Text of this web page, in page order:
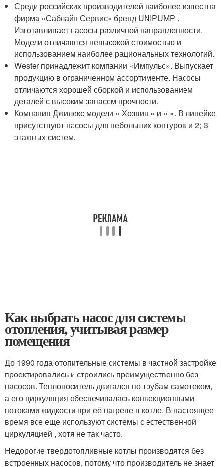
Среди российских производителей наиболее известна
фирма «Саблайн Сервис» бренд UNIPUMP .
Изготавливает насосы различной направленности.
Модели отличаются невысокой стоимостью и
использованием наиболее рациональных технологий.
Wester принадлежит компании «Импульс». Выпускает
продукцию в ограниченном ассортименте. Насосы
отличаются хорошей сборкой и использованием
деталей с высоким запасом прочности.
Компания Джилекс модели « Хозяин » и « ». В линейке
присутствуют насосы для небольших контуров и 2;-3
этажных систем.
Как выбрать насос для системы
отопления, учитывая размер
помещения
До 1990 года отопительные системы в частной застройке
проектировались и строились преимущественно без
насосов. Теплоноситель двигался по трубам самотеком,
а его циркуляция обеспечивалась конвекционными
потоками жидкости при её нагреве в котле. В настоящее
время все еще используют системы с естественной
циркуляцией , хотя не так часто.
Недорогие твердотопливные котлы производятся без
встроенных насосов, потому что производитель не знает